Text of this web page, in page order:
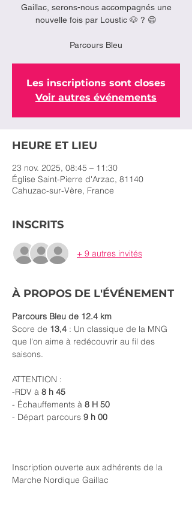
Gaillac, serons-nous accompagnés une
nouvelle fois par Loustic 🐶 ? 😄
Parcours Bleu
Les inscriptions sont closes
Voir autres événements
HEURE ET LIEU
23 nov. 2025, 08:45 – 11:30
Église Saint-Pierre d'Arzac, 81140
Cahuzac-sur-Vère, France
INSCRITS
+ 9 autres invités
À PROPOS DE L'ÉVÉNEMENT
Parcours Bleu de 12.4 km
Score de 13,4 : Un classique de la MNG
que l'on aime à redécouvrir au fil des
saisons.
ATTENTION :
-RDV à 8 h 45
- Échauffements à 8 H 50
- Départ parcours 9 h 00
Inscription ouverte aux adhérents de la
Marche Nordique Gaillac